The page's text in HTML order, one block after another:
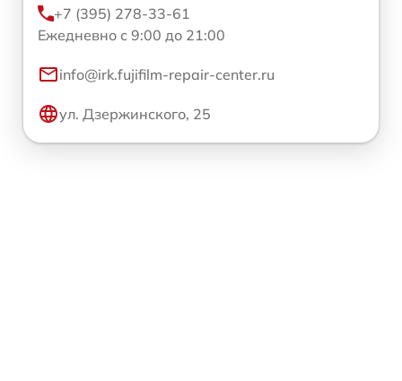
+7 (395) 278-33-61
Ежедневно с 9:00 до 21:00
info@irk.fujifilm-repair-center.ru
ул. Дзержинского, 25